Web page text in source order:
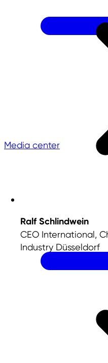
Media center
Ralf Schlindwein
CEO International,
Industry Düsseldorf